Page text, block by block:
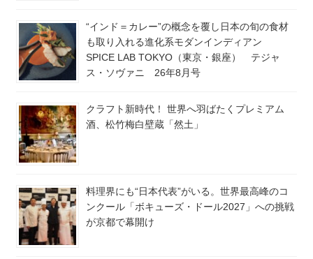
“インド＝カレー”の概念を覆し日本の旬の食材
も取り入れる進化系モダンインディアン
SPICE LAB TOKYO（東京・銀座） テジャ
ス・ソヴァニ 26年8月号
クラフト新時代！ 世界へ羽ばたくプレミアム
酒、松竹梅白壁蔵「然土」
料理界にも“日本代表”がいる。世界最高峰のコ
ンクール「ボキューズ・ドール2027」への挑戦
が京都で幕開け